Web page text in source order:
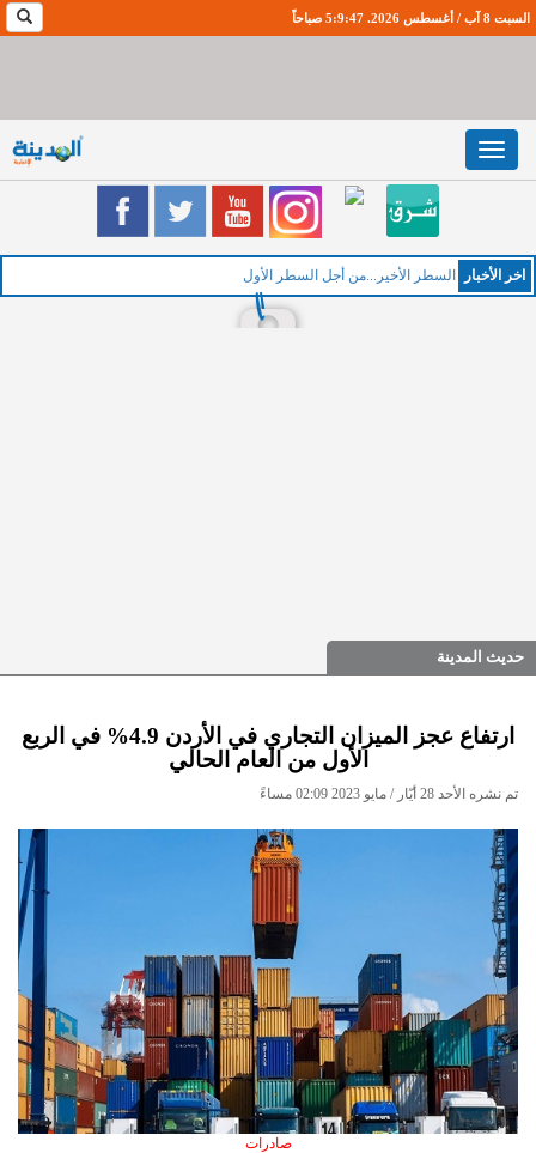
السبت 8 آب / أغسطس 2026. 5:9:48 صباحاً
Toggle
navigation
اخر اﻷخبار
حديث المدينة
ارتفاع عجز الميزان التجاري في الأردن 4.9% في الربع
الأول من العام الحالي
تم نشره الأحد 28 أيّار / مايو 2023 02:09 مساءً
صادرات